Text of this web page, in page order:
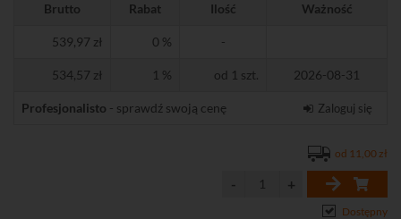
Brutto Rabat Ilość Ważność
539,97 zł 0 % -
534,57 zł 1 % od 1 szt. 2026-08-31
Profesjonalisto - sprawdź swoją cenę Zaloguj się
od 11,00 zł
Dostępny